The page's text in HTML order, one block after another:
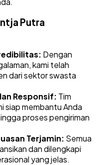
Putra
Dengan
kami telah
dari sektor swasta
Responsif: Tim
siap membantu Anda
proses pengiriman
Terjamin: Semua
dan dilengkapi
yang jelas.